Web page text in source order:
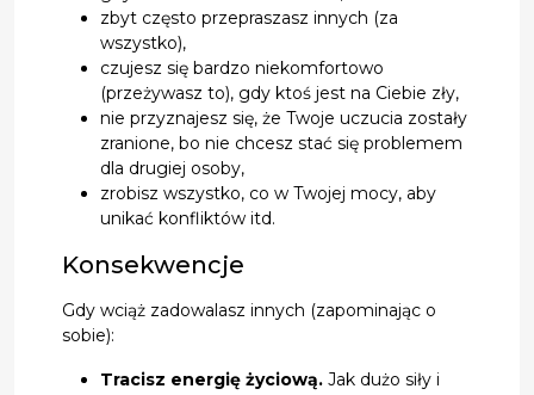
zbyt często przepraszasz innych (za
wszystko),
czujesz się bardzo niekomfortowo
(przeżywasz to), gdy ktoś jest na Ciebie zły,
nie przyznajesz się, że Twoje uczucia zostały
zranione, bo nie chcesz stać się problemem
dla drugiej osoby,
zrobisz wszystko, co w Twojej mocy, aby
unikać konfliktów itd.
Konsekwencje
Gdy wciąż zadowalasz innych (zapominając o
sobie):
Tracisz energię życiową. Jak dużo siły i